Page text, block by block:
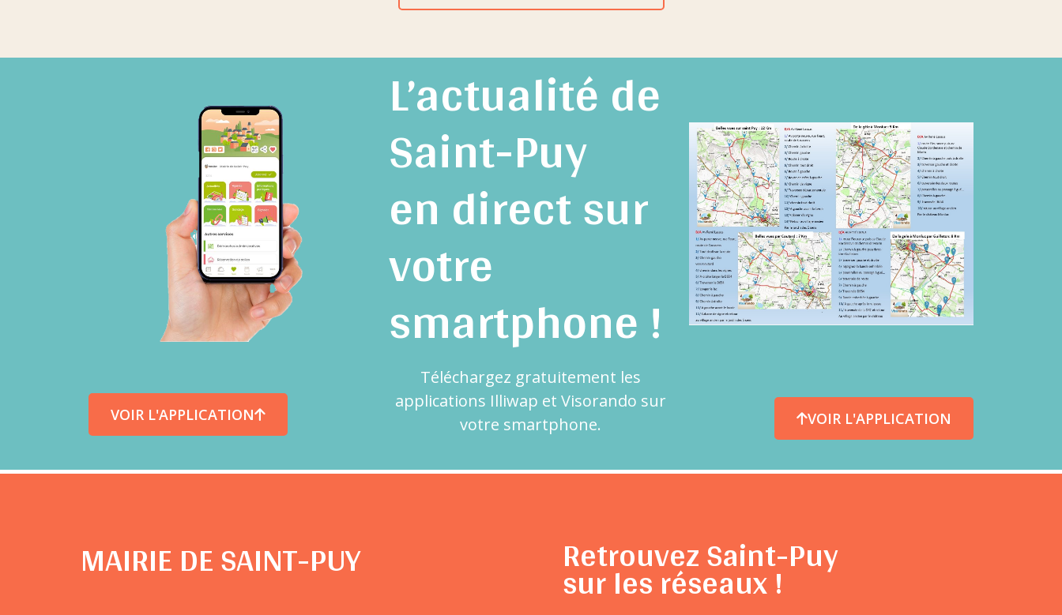
VOIR L'APPLICATION
L’actualité de
Saint-Puy
en direct sur
votre
smartphone !
Téléchargez gratuitement les
applications Illiwap et Visorando sur
votre smartphone.
VOIR L'APPLICATION
MAIRIE DE SAINT-PUY Retrouvez Saint-Puy
sur les réseaux !